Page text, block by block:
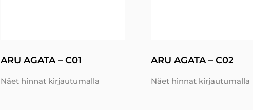
ARU AGATA – C01
Näet hinnat kirjautumalla
ARU AGATA – C02
Näet hinnat kirjautumalla